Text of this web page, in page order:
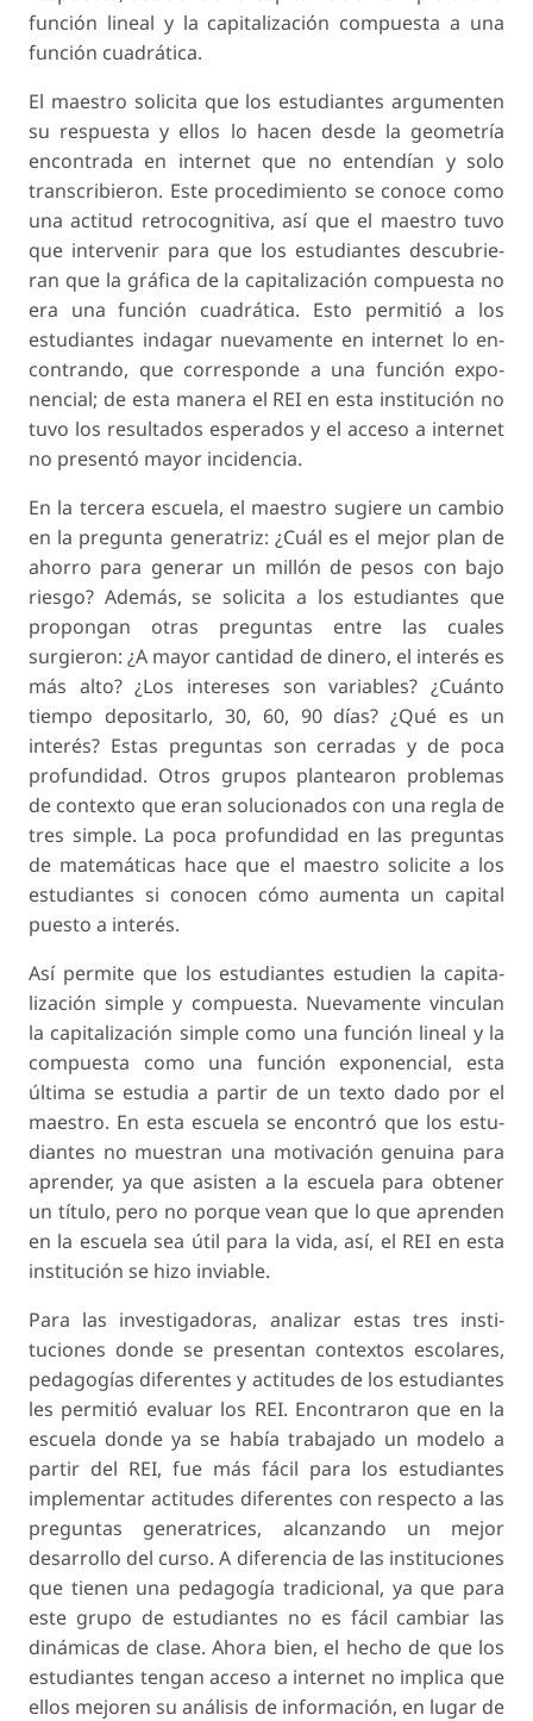
función lineal y la capitalización compuesta a una
función cuadrática.
El maestro solicita que los estudiantes argumen­ten
su respuesta y ellos lo hacen desde la geometría
encontrada en internet que no entendían y solo
transcribieron. Este procedimiento se conoce como
una actitud retrocognitiva, así que el maestro tuvo
que intervenir para que los estudiantes descubrie­
ran que la gráfica de la capitalización compuesta no
era una función cuadrática. Esto permitió a los
estudiantes indagar nuevamente en internet lo en­
contrando, que corresponde a una función expo­
nencial; de esta manera el REI en esta institución no
tuvo los resultados esperados y el acceso a internet
no presentó mayor incidencia.
En la tercera escuela, el maestro sugiere un cam­bio
en la pregunta generatriz: ¿Cuál es el mejor plan de
ahorro para generar un millón de pesos con bajo
riesgo? Además, se solicita a los estudiantes que
pro­pongan otras preguntas entre las cuales
surgieron: ¿A mayor cantidad de dinero, el interés es
más alto? ¿Los intereses son variables? ¿Cuánto
tiempo depo­sitarlo, 30, 60, 90 días? ¿Qué es un
interés? Estas preguntas son cerradas y de poca
profundidad. Otros grupos plantearon problemas
de contexto que eran solucionados con una regla de
tres simple. La poca profundidad en las preguntas
de matemáticas hace que el maestro solicite a los
estudiantes si conocen cómo aumenta un capital
puesto a interés.
Así permite que los estudiantes estudien la capita­
lización simple y compuesta. Nuevamente vinculan
la capitalización simple como una función lineal y la
compuesta como una función exponencial, esta
última se estudia a partir de un texto dado por el
maestro. En esta escuela se encontró que los estu­
diantes no muestran una motivación genuina para
aprender, ya que asisten a la escuela para obtener
un título, pero no porque vean que lo que aprenden
en la escuela sea útil para la vida, así, el REI en esta
institución se hizo inviable.
Para las investigadoras, analizar estas tres insti­
tuciones donde se presentan contextos escolares,
pedagogías diferentes y actitudes de los estudiantes
les permitió evaluar los REI. Encontraron que en la
escuela donde ya se había trabajado un modelo a
partir del REI, fue más fácil para los estudiantes
implementar actitudes diferentes con respecto a las
preguntas generatrices, alcanzando un mejor
desarrollo del curso. A diferencia de las instituciones
que tienen una pedagogía tradicional, ya que para
este grupo de estudiantes no es fácil cambiar las
dinámicas de clase. Ahora bien, el hecho de que los
estudiantes tengan acceso a internet no implica que
ellos mejoren su análisis de información, en lugar de